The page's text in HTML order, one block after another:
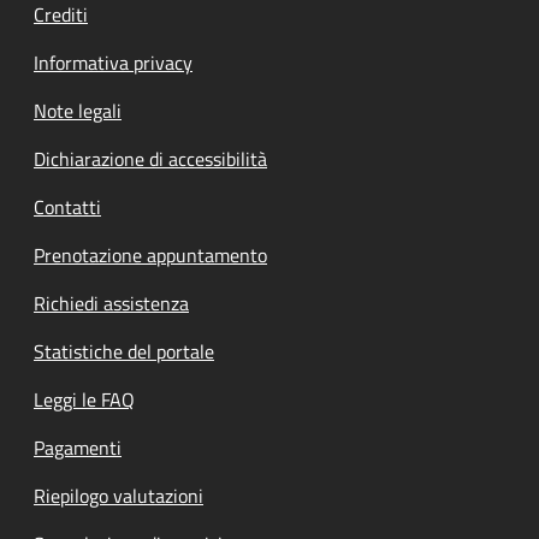
Crediti
Informativa privacy
Note legali
Dichiarazione di accessibilità
Contatti
Prenotazione appuntamento
Richiedi assistenza
Statistiche del portale
Leggi le FAQ
Pagamenti
Riepilogo valutazioni